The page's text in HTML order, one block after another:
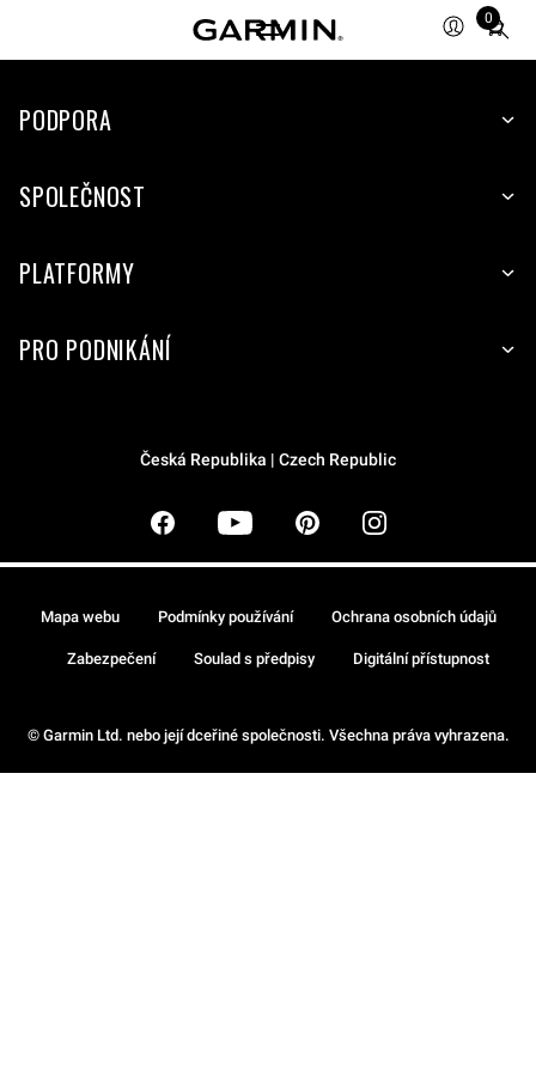
0
Total
items
cart:
PODPORA
SPOLEČNOST
PLATFORMY
PRO PODNIKÁNÍ
Česká Republika | Czech Republic
© Garmin Ltd. nebo její dceřiné společnosti. Všechna práva vyhrazena.
Mapa webu Podmínky používání Ochrana osobních údajů
Zabezpečení Soulad s předpisy Digitální přístupnost